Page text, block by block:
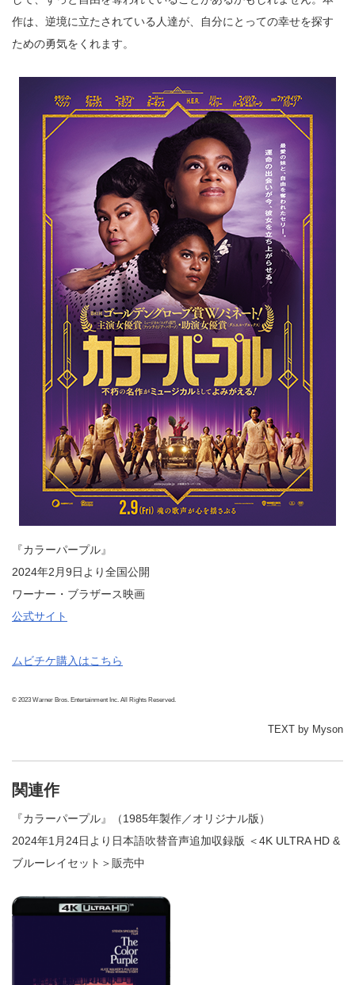
作は、逆境に立たされている人達が、自分にとっての幸せを探す
ための勇気をくれます。
『カラーパープル』
2024年2月9日より全国公開
ワーナー・ブラザース映画
公式サイト
ムビチケ購入はこちら
© 2023 Warner Bros. Entertainment Inc. All Rights Reserved.
TEXT by Myson
関連作
『カラーパープル』（1985年製作／オリジナル版）
2024年1月24日より日本語吹替音声追加収録版 ＜4K ULTRA HD &
ブルーレイセット＞販売中